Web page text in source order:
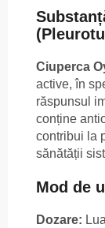
Ciuperca
active, în
răspunsul
conține
contribui la
sănătății
Mod de
Dozare: